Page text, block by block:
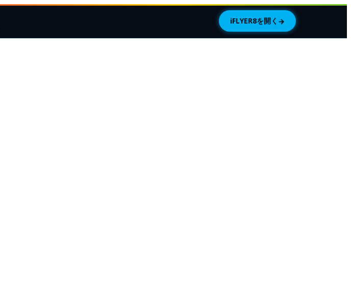
iFLYER8を開く →